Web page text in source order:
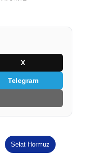
X
Telegram
Selat Hormuz